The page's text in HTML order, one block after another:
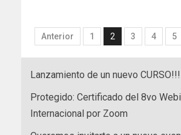
Anterior 1 2 3 4 5
Lanzamiento de un nuevo CURSO!!!
Protegido: Certificado del 8vo
Internacional por Zoom